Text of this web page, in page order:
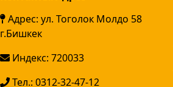
Адрес: ул. Тоголок Молдо 58
г.Бишкек
Индекс: 720033
Тел.: 0312-32-47-12